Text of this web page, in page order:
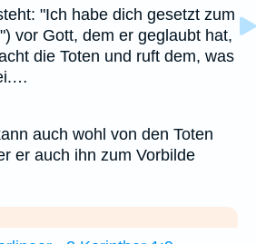
"Ich habe dich gesetzt zum
vor Gott, dem er geglaubt hat,
die Toten und ruft dem, was
auch wohl von den Toten
er auch ihn zum Vorbilde